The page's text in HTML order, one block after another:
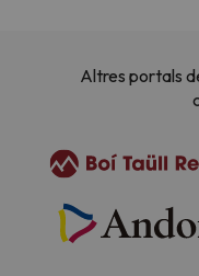
Altres portals